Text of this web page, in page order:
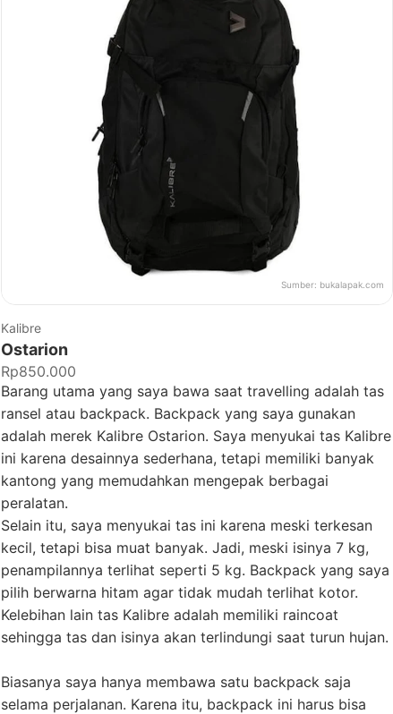
Sumber: bukalapak.com
Kalibre
Ostarion
Rp850.000
Barang utama yang saya bawa saat travelling adalah tas
ransel atau backpack. Backpack yang saya gunakan
adalah merek Kalibre Ostarion. Saya menyukai tas Kalibre
ini karena desainnya sederhana, tetapi memiliki banyak
kantong yang memudahkan mengepak berbagai
peralatan.
Selain itu, saya menyukai tas ini karena meski terkesan
kecil, tetapi bisa muat banyak. Jadi, meski isinya 7 kg,
penampilannya terlihat seperti 5 kg. Backpack yang saya
pilih berwarna hitam agar tidak mudah terlihat kotor.
Kelebihan lain tas Kalibre adalah memiliki raincoat
sehingga tas dan isinya akan terlindungi saat turun hujan.
Biasanya saya hanya membawa satu backpack saja
selama perjalanan. Karena itu, backpack ini harus bisa